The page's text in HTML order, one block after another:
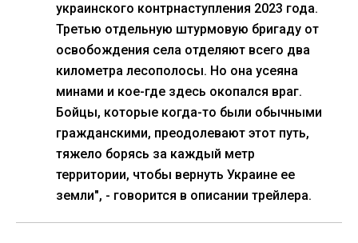
украинского контрнаступления 2023 года.
Третью отдельную штурмовую бригаду от
освобождения села отделяют всего два
километра лесополосы. Но она усеяна
минами и кое-где здесь окопался враг.
Бойцы, которые когда-то были обычными
гражданскими, преодолевают этот путь,
тяжело борясь за каждый метр
территории, чтобы вернуть Украине ее
земли", - говорится в описании трейлера.